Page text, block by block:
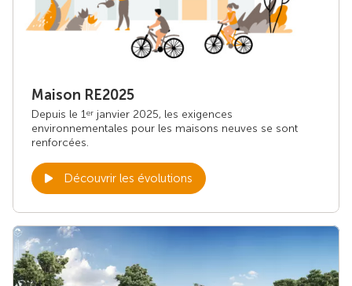
Maison RE2025
Depuis le 1er janvier 2025, les exigences
environnementales pour les maisons neuves se sont
renforcées.
Découvrir les évolutions